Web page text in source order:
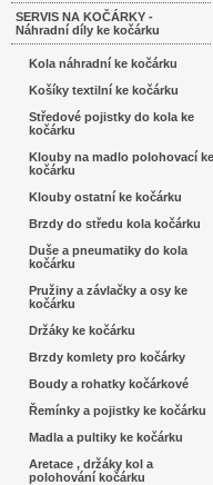
SERVIS NA KOČÁRKY -
Náhradní díly ke kočárku
Kola náhradní ke kočárku
Košíky textilní ke kočárku
Středové pojistky do kola ke
kočárku
Klouby na madlo polohovací ke
kočárku
Klouby ostatní ke kočárku
Brzdy do středu kola kočárku
Duše a pneumatiky do kola
kočárku
Pružiny a závlačky a osy ke
kočárku
Držáky ke kočárku
Brzdy komlety pro kočárky
Boudy a rohatky kočárkové
Řemínky a pojistky ke kočárku
Madla a pultiky ke kočárku
Aretace , držáky kol a
polohování kočárku